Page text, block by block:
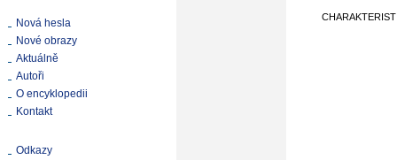
Nová hesla
Nové obrazy
Aktuálně
Autoři
O encyklopedii
Kontakt
Odkazy